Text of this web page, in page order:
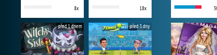
8x 18x
před 1 dnem před 3 dny